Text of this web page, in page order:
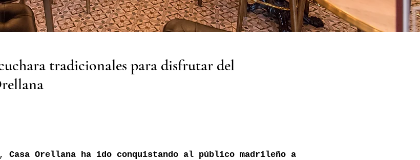
tradicionales para disfrutar del
Casa Orellana ha ido conquistando al público madrileño a